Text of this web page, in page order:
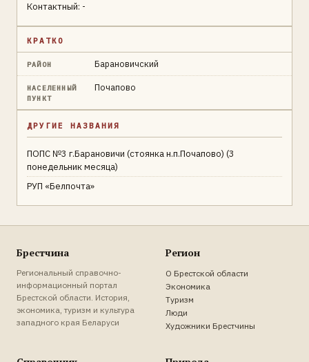
Контактный: -
КРАТКО
РАЙОН Барановичский
НАСЕЛЕННЫЙ
ПУНКТ
Почапово
ДРУГИЕ НАЗВАНИЯ
ПОПС №3 г.Барановичи (стоянка н.п.Почапово) (3
понедельник месяца)
РУП «Белпочта»
Брестчина
Региональный справочно-
информационный портал
Брестской области. История,
экономика, туризм и культура
западного края Беларуси
Регион
О Брестской области
Экономика
Туризм
Люди
Художники Брестчины